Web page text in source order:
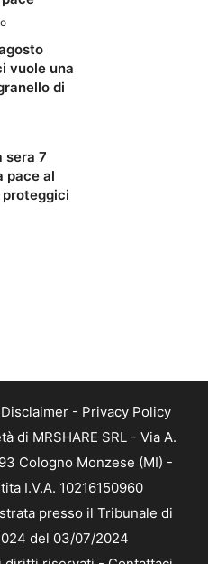
vuole una
di
sera 7
pace al
Disclaimer - Privacy Policy
di MRSHARE SRL - Via A.
Cologno Monzese (MI) -
I.V.A. 10216150960
presso il Tribunale di
del 03/07/2024